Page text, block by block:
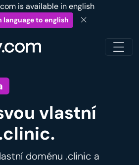
is available in english
language to english
vlastní
doménu .clinic a